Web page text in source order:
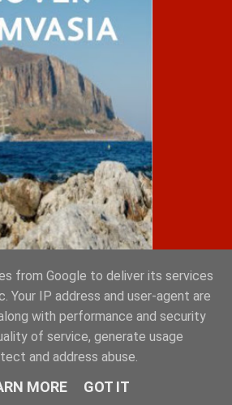
Forum της W4O Hellas
Ηλεκτροκαρδιολογίας
Μαΐου – 1 Ιουνίου 2025
αυτόματου απινιδωτή
from Google to deliver its services
Your IP address and user-agent are
with performance and security
of service, generate usage
and address abuse.
MORE GOT IT